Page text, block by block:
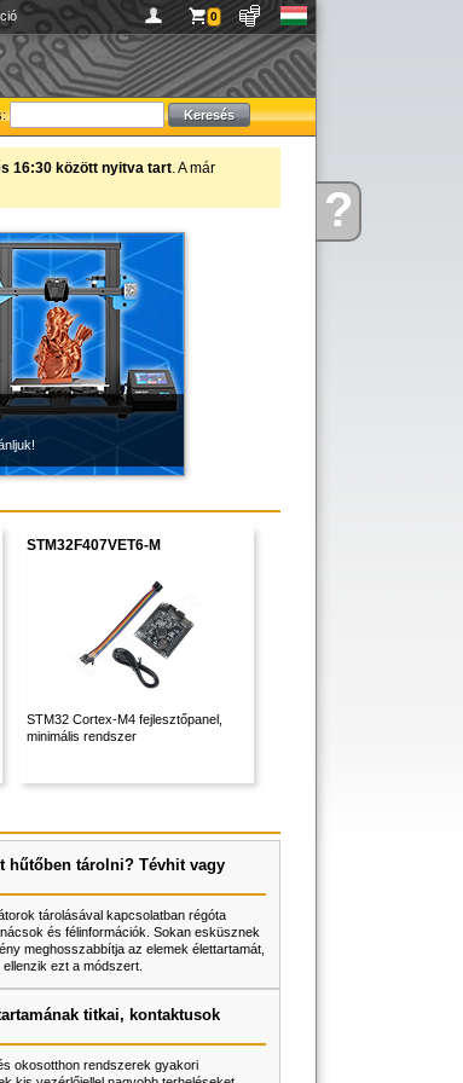
Kérdése?
0
16:30 között nyitva tart. A már
STM32F407VET6-M
STM32 Cortex-M4 fejlesztőpanel,
minimális rendszer
hűtőben tárolni? Tévhit vagy
tárolásával kapcsolatban régóta
és félinformációk. Sokan esküsznek
meghosszabbítja az elemek élettartamát,
ezt a módszert.
titkai, kontaktusok
okosotthon rendszerek gyakori